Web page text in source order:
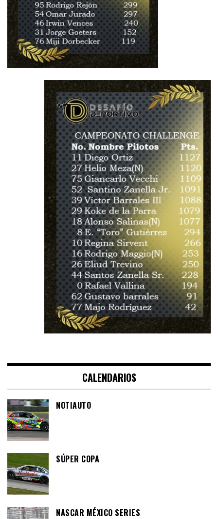
CALENDARIOS
NOTIAUTO
SÚPER COPA
NASCAR MÉXICO SERIES